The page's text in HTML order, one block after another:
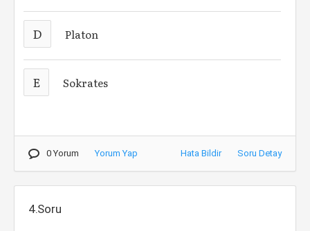
D Platon
E Sokrates
0 Yorum Yorum Yap Hata Bildir Soru Detay
4.Soru